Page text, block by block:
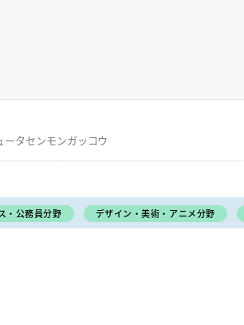
タセンモンガッコウ
・公務員分野 デザイン・美術・アニメ分野